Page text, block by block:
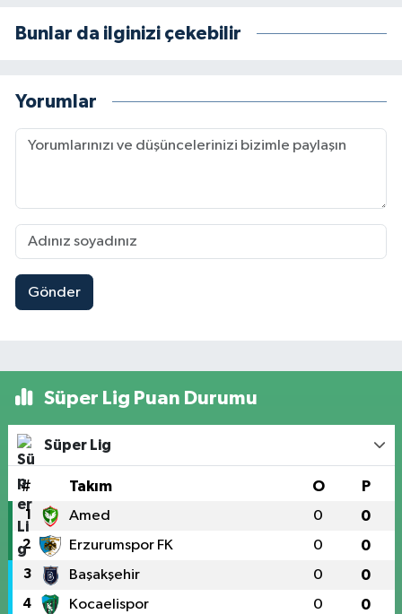
Bunlar da ilginizi çekebilir
Yorumlar
Gönder
Süper Lig Puan Durumu
Süper Lig
# Takım O P
1 Amed 0 0
2 Erzurumspor FK 0 0
3 Başakşehir 0 0
4 Kocaelispor 0 0